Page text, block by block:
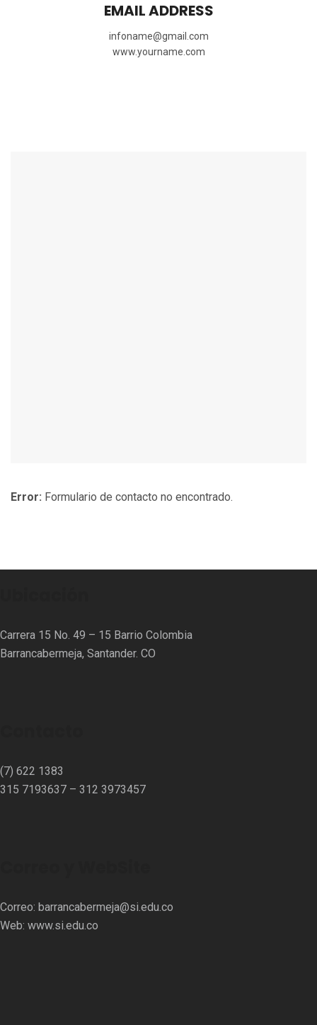
EMAIL ADDRESS
infoname@gmail.com
www.yourname.com
Error: Formulario de contacto no encontrado.
Carrera 15 No. 49 – 15 Barrio Colombia
Barrancabermeja, Santander. CO
(7) 622 1383
315 7193637 – 312 3973457⁣⁣
Correo: barrancabermeja@si.edu.co
Web: www.si.edu.co